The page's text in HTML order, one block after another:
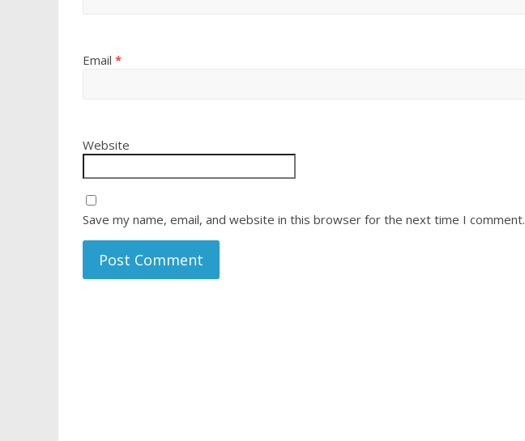
Email *
Website
Save my name, email, and website in this browser for the next time I comment.